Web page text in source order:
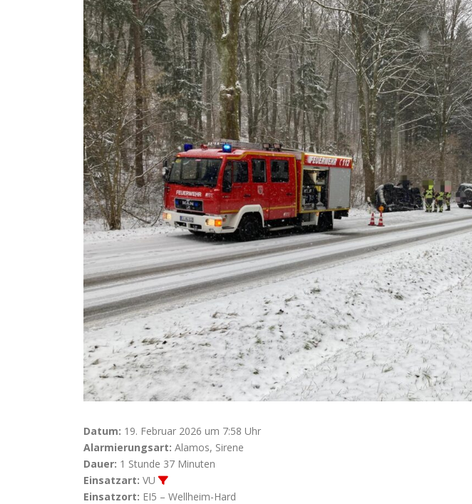
Datum: 19. Februar 2026 um 7:58 Uhr
Alarmierungsart: Alamos, Sirene
Dauer: 1 Stunde 37 Minuten
Einsatzart: VU
Einsatzort: EI5 – Wellheim-Hard